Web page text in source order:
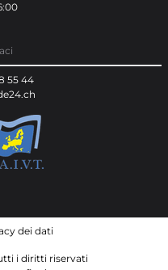
55 44
dei dati
i diritti riservati